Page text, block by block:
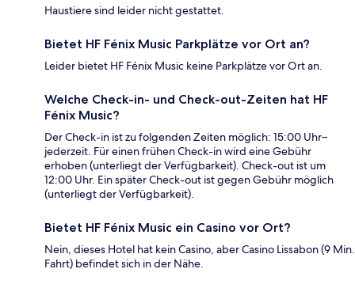
Haustiere sind leider nicht gestattet.
Bietet HF Fénix Music Parkplätze vor Ort an?
Leider bietet HF Fénix Music keine Parkplätze vor Ort an.
Welche Check-in- und Check-out-Zeiten hat HF
Fénix Music?
Der Check-in ist zu folgenden Zeiten möglich: 15:00 Uhr–
jederzeit. Für einen frühen Check-in wird eine Gebühr
erhoben (unterliegt der Verfügbarkeit). Check-out ist um
12:00 Uhr. Ein später Check-out ist gegen Gebühr möglich
(unterliegt der Verfügbarkeit).
Bietet HF Fénix Music ein Casino vor Ort?
Nein, dieses Hotel hat kein Casino, aber Casino Lissabon (9 Min.
Fahrt) befindet sich in der Nähe.